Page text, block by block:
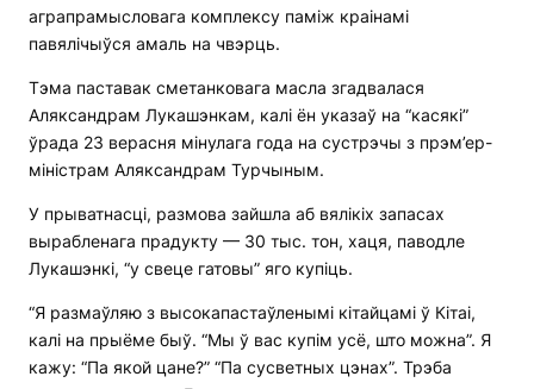
аграпрамысловага комплексу паміж краінамі
павялічыўся амаль на чвэрць.
Тэма паставак сметанковага масла згадвалася
Аляксандрам Лукашэнкам, калі ён указаў на “касякі”
ўрада 23 верасня мінулага года на сустрэчы з прэм’ер-
міністрам Аляксандрам Турчыным.
У прыватнасці, размова зайшла аб вялікіх запасах
вырабленага прадукту — 30 тыс. тон, хаця, паводле
Лукашэнкі, “у свеце гатовы” яго купіць.
“Я размаўляю з высокапастаўленымі кітайцамі ў Кітаі,
калі на прыёме быў. “Мы ў вас купім усё, што можна”. Я
кажу: “Па якой цане?” “Па сусветных цэнах”. Трэба